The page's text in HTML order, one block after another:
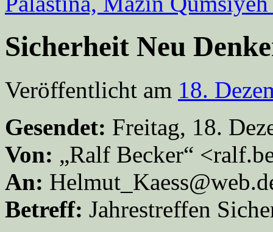
Sicherheit Neu
Veröffentlicht am 18.
Gesendet: Freitag, 18.
Von: „Ralf Becker“
An:
Betreff: Jahrestreffen